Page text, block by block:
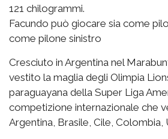
121 chilogrammi.
Facundo può giocare sia come
come pilone sinistro
Cresciuto in Argentina nel
vestito la maglia degli Olimpia
paraguayana della Super Liga
competizione internazionale che
Argentina, Brasile, Cile, Colombia,